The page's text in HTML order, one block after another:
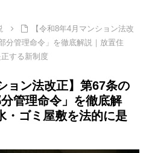
【令和8年4月マンション法改
分管理命令」を徹底解説｜放置住
する新制度
ョン法改正】第67条の
管理命令」を徹底解
・ゴミ屋敷を法的に是